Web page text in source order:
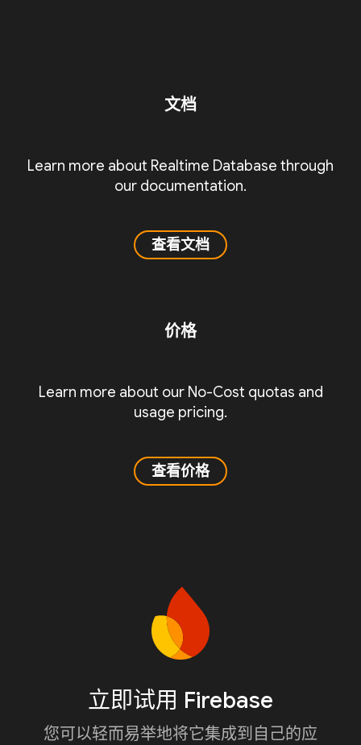
文档
Learn more about Realtime Database through
our documentation.
查看文档
价格
Learn more about our No-Cost quotas and
usage pricing.
查看价格
立即试用 Firebase
您可以轻而易举地将它集成到自己的应